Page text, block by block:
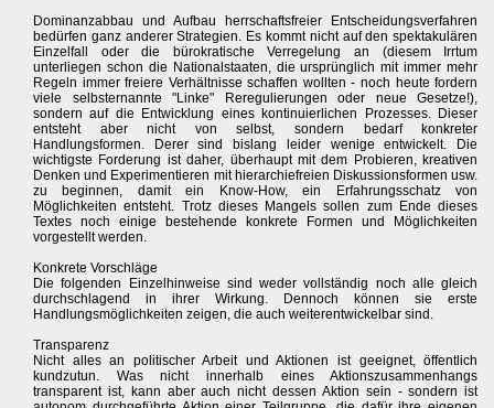
Dominanzabbau und Aufbau herrschaftsfreier Entscheidungsverfahren
bedürfen ganz anderer Strategien. Es kommt nicht auf den spektakulären
Einzelfall oder die bürokratische Verregelung an (diesem Irrtum
unterliegen schon die Nationalstaaten, die ursprünglich mit immer mehr
Regeln immer freiere Verhältnisse schaffen wollten - noch heute fordern
viele selbsternannte "Linke" Reregulierungen oder neue Gesetze!),
sondern auf die Entwicklung eines kontinuierlichen Prozesses. Dieser
entsteht aber nicht von selbst, sondern bedarf konkreter
Handlungsformen. Derer sind bislang leider wenige entwickelt. Die
wichtigste Forderung ist daher, überhaupt mit dem Probieren, kreativen
Denken und Experimentieren mit hierarchiefreien Diskussionsformen usw.
zu beginnen, damit ein Know-How, ein Erfahrungsschatz von
Möglichkeiten entsteht. Trotz dieses Mangels sollen zum Ende dieses
Textes noch einige bestehende konkrete Formen und Möglichkeiten
vorgestellt werden.
Konkrete Vorschläge
Die folgenden Einzelhinweise sind weder vollständig noch alle gleich
durchschlagend in ihrer Wirkung. Dennoch können sie erste
Handlungsmöglichkeiten zeigen, die auch weiterentwickelbar sind.
Transparenz
Nicht alles an politischer Arbeit und Aktionen ist geeignet, öffentlich
kundzutun. Was nicht innerhalb eines Aktionszusammenhangs
transparent ist, kann aber auch nicht dessen Aktion sein - sondern ist